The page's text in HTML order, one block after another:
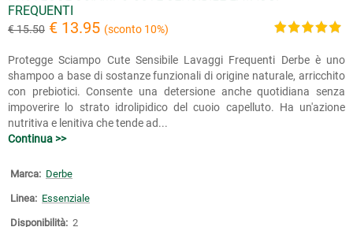
FREQUENTI
€ 15.50 € 13.95 (sconto 10%)
Protegge Sciampo Cute Sensibile Lavaggi Frequenti Derbe è uno
shampoo a base di sostanze funzionali di origine naturale, arricchito
con prebiotici. Consente una detersione anche quotidiana senza
impoverire lo strato idrolipidico del cuoio capelluto. Ha un'azione
nutritiva e lenitiva che tende ad...
Continua >>
Marca: Derbe
Linea: Essenziale
Disponibilità: 2